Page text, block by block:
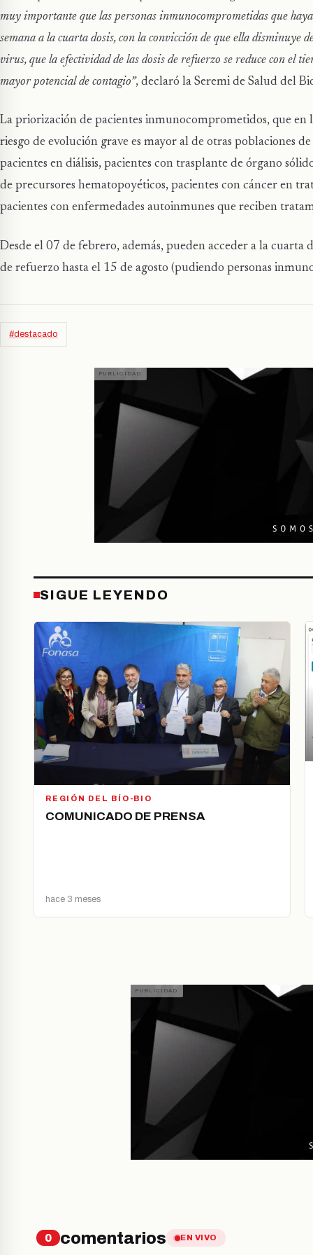
muy importante que las personas inmunocomprometidas que
semana a la cuarta dosis, con la convicción de que ella disminuye
virus, que la efectividad de las dosis de refuerzo se reduce con el
mayor potencial de contagio”, declaró la Seremi de Salud del
La priorización de pacientes inmunocomprometidos, que
riesgo de evolución grave es mayor al de otras poblaciones
pacientes en diálisis, pacientes con trasplante de órgano
de precursores hematopoyéticos, pacientes con cáncer en
pacientes con enfermedades autoinmunes que reciben
Desde el 07 de febrero, además, pueden acceder a la cuarta
de refuerzo hasta el 15 de agosto (pudiendo personas
#destacado
SIGUE LEYENDO
REGIÓN DEL BÍO-BIO
COMUNICADO DE PRENSA
hace 3 meses
0 comentarios EN VIVO